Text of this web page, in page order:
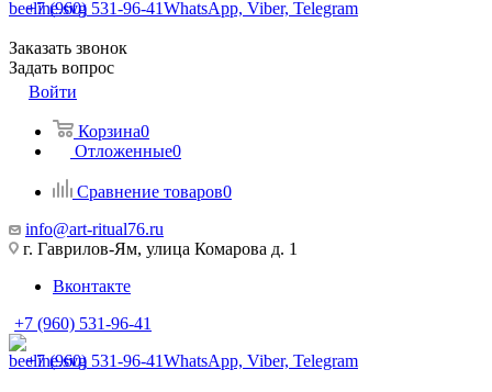
+7 (960) 531-96-41WhatsApp, Viber, Telegram
Заказать звонок
Задать вопрос
Войти
Корзина0
Отложенные0
Сравнение товаров0
info@art-ritual76.ru
г. Гаврилов-Ям, улица Комарова д. 1
Вконтакте
+7 (960) 531-96-41
+7 (960) 531-96-41WhatsApp, Viber, Telegram